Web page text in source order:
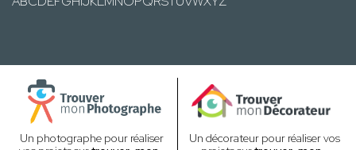
Un photographe pour réaliser
Un décorateur pour réaliser vos